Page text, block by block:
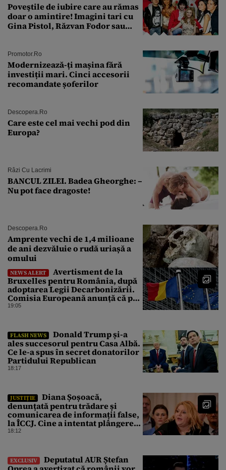
Poveştile de iubire care au rămas
doar o amintire! Imagini tari cu
Gina Pistol, Răzvan Fodor sau
Promotor.ro
Modernizează-ți mașina fără
investiții mari. Cinci accesorii
recomandate șoferilor
Descopera.ro
Care este cel mai vechi pod din
Europa?
Râzi Cu Lacrimi
BANCUL ZILEI. Badea Gheorghe: –
Nu pot face dragoste!
Descopera.ro
Amprente vechi de 1,4 milioane
de ani dezvăluie o rudă uriașă a
omului
NEWS ALERT
Avertisment de la
Bruxelles pentru România, după
adoptarea Legii Decarbonizării.
Comisia Europeană anunță că pot
fi „consecințe financiare”
19:05
FLASH NEWS
Donald Trump și-a
ales succesorul pentru Casa Albă.
Ce le-a spus în secret donatorilor
Partidului Republican
18:17
JUSTIȚIE
Diana Șoșoacă,
denunțată pentru trădare și
comunicarea de informații false,
la ÎCCJ. Cine a intentat plângerea
penală
18:12
EXCLUSIV
Deputatul AUR Ștefan